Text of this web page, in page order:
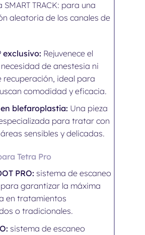
SMART TRACK: para una
aleatoria de los canales de
exclusivo: Rejuvenece el
de anestesia ni
recuperación, ideal para
comodidad y eficacia.
blefaroplastia: Una pieza
para tratar con
sensibles y delicadas.
Tetra Pro
PRO: sistema de escaneo
garantizar la máxima
en tratamientos
o tradicionales.
sistema de escaneo